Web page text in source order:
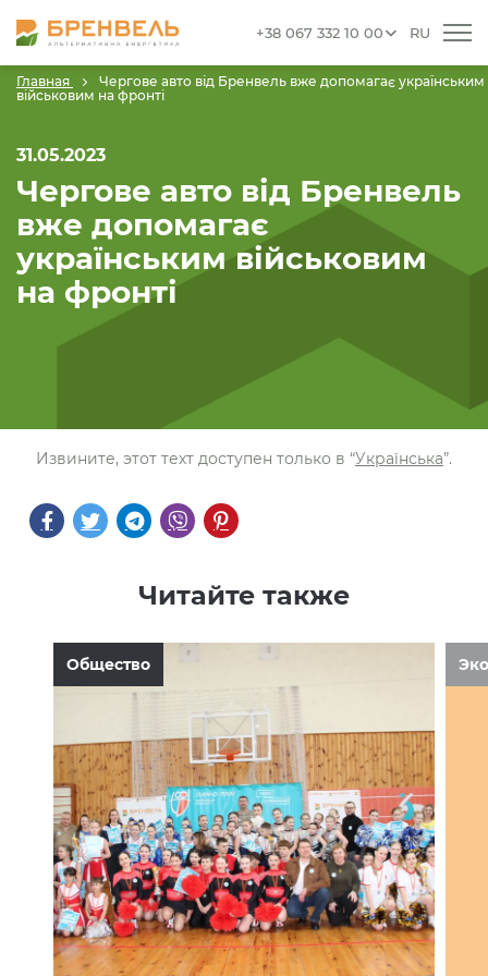
+38 067 332 10 00 RU
Главная
Чергове авто від Бренвель вже допомагає українським
військовим на фронті
31.05.2023
Чергове авто від Бренвель
вже допомагає
українським військовим
на фронті
Извините, этот техт доступен только в “Українська”.
Читайте также
Общество